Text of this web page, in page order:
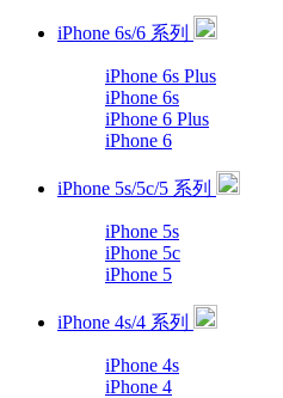
iPhone 6s/6 系列
iPhone 6s Plus
iPhone 6s
iPhone 6 Plus
iPhone 6
iPhone 5s/5c/5 系列
iPhone 5s
iPhone 5c
iPhone 5
iPhone 4s/4 系列
iPhone 4s
iPhone 4